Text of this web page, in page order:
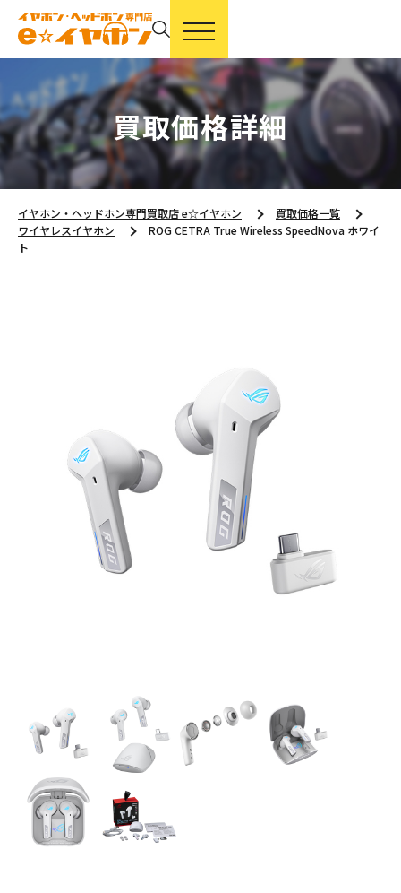
買取価格詳細
イヤホン・ヘッドホン専門買取店 e☆イヤホン
買取価格一覧
ワイヤレスイヤホン
ROG CETRA True Wireless SpeedNova ホワイ
ト